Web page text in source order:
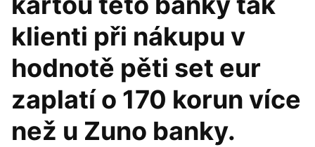
klienti při nákupu v
hodnotě pěti set eur
zaplatí o 170 korun více
než u Zuno banky.